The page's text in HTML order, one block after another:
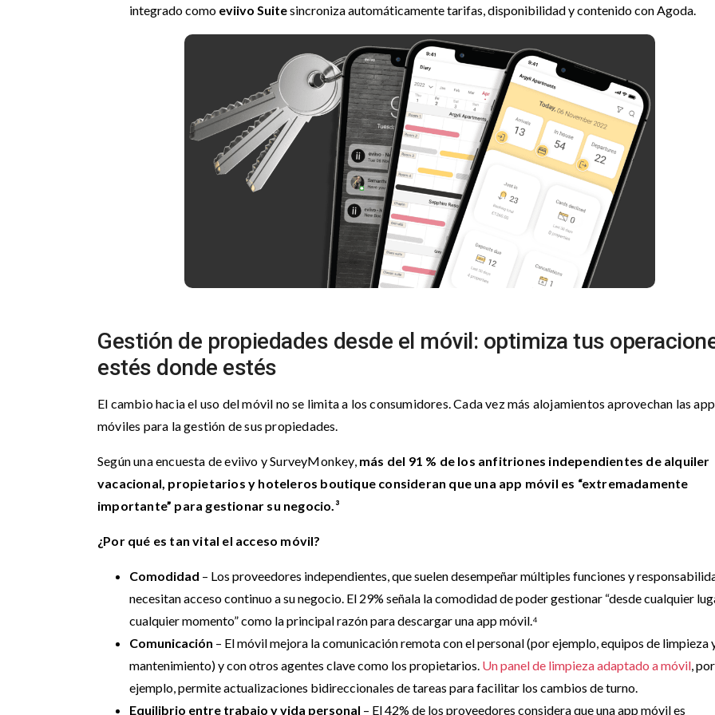
integrado como eviivo Suitesincroniza automáticamente tarifas, disponibilidad y contenido con Agoda.
Gestión de propiedades desde el móvil: optimiza tus
estés donde estés
El cambio hacia el uso del móvil no se limita a los consumidores. Cada vez más alojamientos aprovechan las
móviles para la gestión de sus propiedades.
Según una encuesta de eviivo y SurveyMonkey, más del 91 % de los anfitriones independientes de alquiler
vacacional, propietarios y hoteleros boutique consideran que una app móvil es “extremadamente
importante” para gestionar su negocio.³
¿Por qué es tan vital el acceso móvil?
Comodidad – Los proveedores independientes, que suelen desempeñar múltiples funciones y
necesitan acceso continuo a su negocio. El 29% señala la comodidad de poder gestionar “desde cualquier
cualquier momento” como la principal razón para descargar una app móvil.⁴
Comunicación – El móvil mejora la comunicación remota con el personal (por ejemplo, equipos de limpieza
mantenimiento) y con otros agentes clave como los propietarios. Un panel de limpieza adaptado a móvil, por
ejemplo, permite actualizaciones bidireccionales de tareas para facilitar los cambios de turno.
Equilibrio entre trabajo y vida personal – El 42% de los proveedores considera que una app móvil es